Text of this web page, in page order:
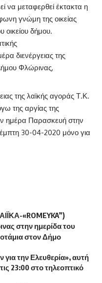
να μεταφερθεί έκτακτα η
γνώμη της οικείας
οικείου δήμου.
διενέργειας της
Φλώρινας,
της λαϊκής αγοράς Τ.Κ.
της αργίας της
ημέρα Παρασκευή στην
30-04-2020 μόνο για
«ROMEYKA”)
στην ημερίδα του
στον Δήμο
την Ελευθερία», αυτή
23:00 στο τηλεοπτικό